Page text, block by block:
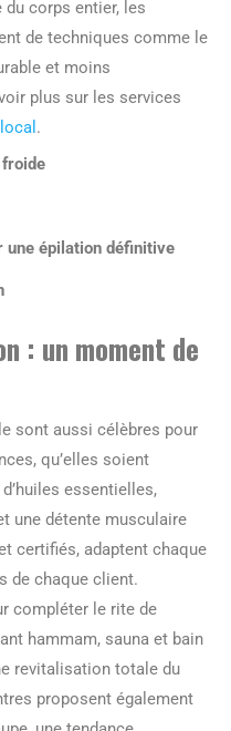
du corps entier, les
de techniques comme le
et moins
plus sur les services
.
froide
une épilation définitive
: un moment de
sont aussi célèbres pour
qu’elles soient
essentielles,
une détente musculaire
certifiés, adaptent chaque
de chaque client.
compléter le rite de
hammam, sauna et bain
revitalisation totale du
proposent également